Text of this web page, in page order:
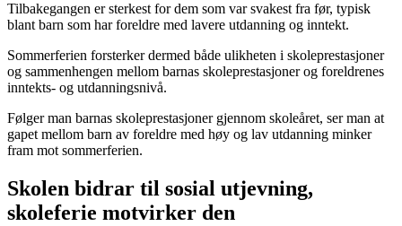
Tilbakegangen er sterkest for dem som var svakest fra før, typisk
blant barn som har foreldre med lavere utdanning og inntekt.
Sommerferien forsterker dermed både ulikheten i skoleprestasjoner
og sammenhengen mellom barnas skoleprestasjoner og foreldrenes
inntekts- og utdanningsnivå.
Følger man barnas skoleprestasjoner gjennom skoleåret, ser man at
gapet mellom barn av foreldre med høy og lav utdanning minker
fram mot sommerferien.
Skolen bidrar til sosial utjevning,
skoleferie motvirker den